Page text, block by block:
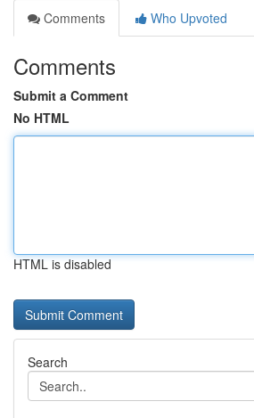
Comments
Who Upvoted
Comments
Submit a Comment
No HTML
HTML is disabled
Search